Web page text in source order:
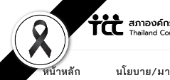
content
หน้าหลัก นโยบาย/ม